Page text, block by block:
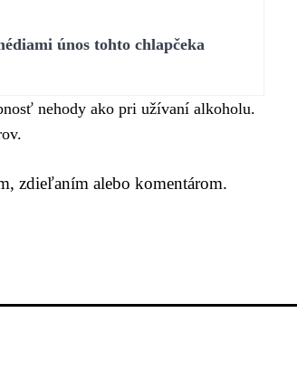
únos tohto chlapčeka
nehody ako pri užívaní alkoholu.
zdieľaním alebo komentárom.